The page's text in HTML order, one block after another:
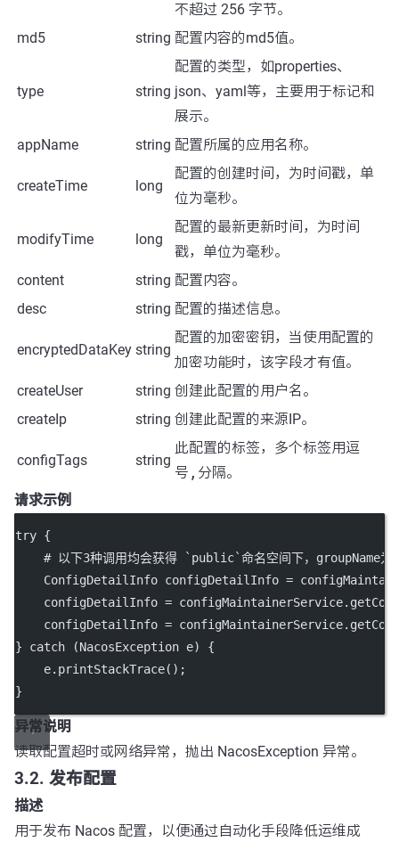
不超过 256 字节。
md5
string 配置内容的md5值。
type string
配置的类型，如properties、
json、yaml等，主要用于标记和
展示。
appName
string 配置所属的应用名称。
createTime long
配置的创建时间，为时间戳，单
位为毫秒。
modifyTime long
配置的最新更新时间，为时间
戳，单位为毫秒。
content
string 配置内容。
desc
string 配置的描述信息。
encryptedDataKey string
配置的加密密钥，当使用配置的
加密功能时，该字段才有值。
createUser
string 创建此配置的用户名。
createIp
string 创建此配置的来源IP。
configTags string
此配置的标签，多个标签用逗
号 , 分隔。
请求示例
try {
    # 以下3种调用均会获得 `
public`命名空间下，groupName
    ConfigDetailInfo configDetailInfo
=
    configDetailInfo
= configMaintainerService.
    configDetailInfo
= configMaintainerService.
} catch (NacosException e) {
    e.
printStackTrace();
}
异常说明
读取配置超时或网络异常，抛出 NacosException 异常。
3.2. 发布配置
描述
用于发布 Nacos 配置，以便通过自动化手段降低运维成